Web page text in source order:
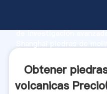
de investigación
clientes.
Obtener
volcanicas